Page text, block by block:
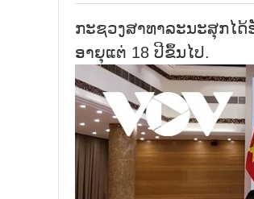
ກະຊວງສາທາລະນະສຸກໄດ້
ອາຍຸແຕ່ 18 ປີຂຶ້ນໄປ.